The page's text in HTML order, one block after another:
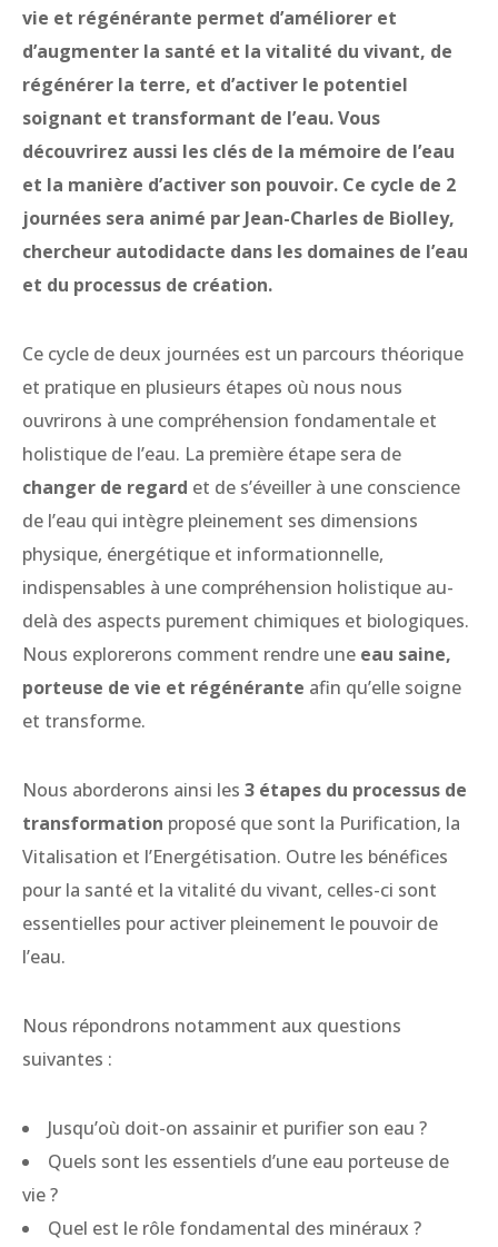
vie et régénérante permet d’améliorer et
d’augmenter la santé et la vitalité du vivant, de
régénérer la terre, et d’activer le potentiel
soignant et transformant de l’eau. Vous
découvrirez aussi les clés de la mémoire de l’eau
et la manière d’activer son pouvoir. Ce cycle de 2
journées sera animé par Jean-Charles de Biolley,
chercheur autodidacte dans les domaines de l’eau
et du processus de création.
Ce cycle de deux journées est un parcours théorique
et pratique en plusieurs étapes où nous nous
ouvrirons à une compréhension fondamentale et
holistique de l’eau. La première étape sera de
changer de regard et de s’éveiller à une conscience
de l’eau qui intègre pleinement ses dimensions
physique, énergétique et informationnelle,
indispensables à une compréhension holistique au-
delà des aspects purement chimiques et biologiques.
Nous explorerons comment rendre une eau saine,
porteuse de vie et régénérante afin qu’elle soigne
et transforme.
Nous aborderons ainsi les 3 étapes du processus de
transformation proposé que sont la Purification, la
Vitalisation et l’Energétisation. Outre les bénéfices
pour la santé et la vitalité du vivant, celles-ci sont
essentielles pour activer pleinement le pouvoir de
l’eau.
Nous répondrons notamment aux questions
suivantes :
Jusqu’où doit-on assainir et purifier son eau ?
Quels sont les essentiels d’une eau porteuse de
vie ?
Quel est le rôle fondamental des minéraux ?